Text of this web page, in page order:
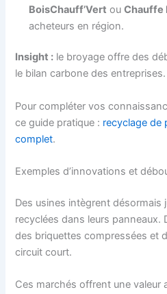
BoisChauff’Vert ouChauffe
acheteurs en région.
Insight : le broyage offre des
le bilan carbone des entreprises.
Pour compléter vos
ce guide pratique : recyclage de
complet.
Exemples d’innovations et
Des usines intègrent désormais
recyclées dans leurs panneaux.
des briquettes compressées et
circuit court.
Ces marchés offrent une valeur